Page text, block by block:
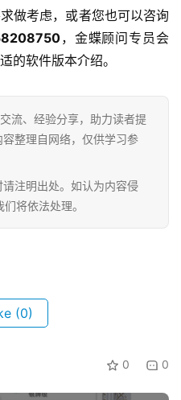
Sign up
做考虑，或者您也可以咨询
，金蝶顾问专员会
的软件版本介绍。
流、经验分享，助力读者提
整理自网络，仅供学习参
注明出处。如认为内容侵
将依法处理。
(0)
0 0